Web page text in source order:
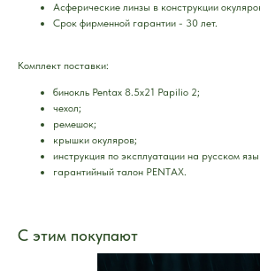
Асферические линзы в конструкции
Срок фирменной гарантии - 30 лет.
Комплект поставки:
бинокль Pentax 8.5х21 Papilio 2;
чехол;
ремешок;
крышки окуляров;
инструкция по эксплуатации на русском
гарантийный талон PENTAX.
С этим покупают